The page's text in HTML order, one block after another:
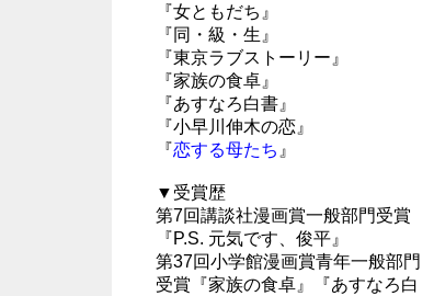
『女ともだち』
『同・級・生』
『東京ラブストーリー』
『家族の食卓』
『あすなろ白書』
『小早川伸木の恋』
『恋する母たち 』
▼受賞歴
第7回講談社漫画賞一般部門受賞
『P.S. 元気です、俊平』
第37回小学館漫画賞青年一般部門
受賞『家族の食卓』『あすなろ白